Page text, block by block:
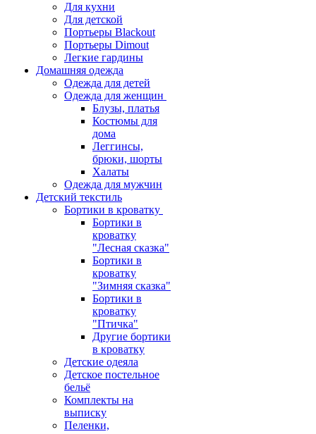
Для кухни
Для детской
Портьеры Blackout
Портьеры Dimout
Легкие гардины
Домашняя одежда
Одежда для детей
Одежда для женщин
Блузы, платья
Костюмы для
дома
Леггинсы,
брюки, шорты
Халаты
Одежда для мужчин
Детский текстиль
Бортики в кроватку
Бортики в
кроватку
"Лесная сказка"
Бортики в
кроватку
"Зимняя сказка"
Бортики в
кроватку
"Птичка"
Другие бортики
в кроватку
Детские одеяла
Детское постельное
бельё
Комплекты на
выписку
Пеленки,